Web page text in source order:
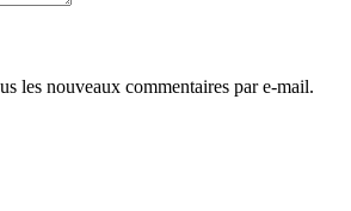
les nouveaux commentaires par e-mail.